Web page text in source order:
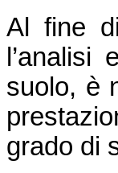
Al fine
suolo, è
grado di